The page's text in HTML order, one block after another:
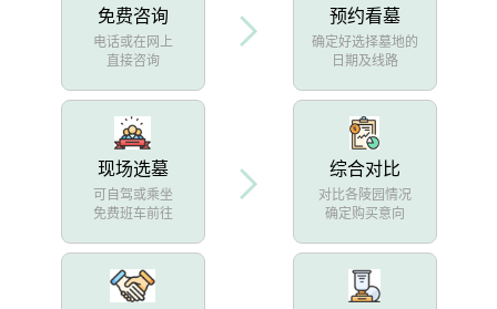
免费咨询
电话或在网上
直接咨询
预约看墓
确定好选择墓地的
日期及线路
现场选墓
可自驾或乘坐
免费班车前往
综合对比
对比各陵园情况
确定购买意向